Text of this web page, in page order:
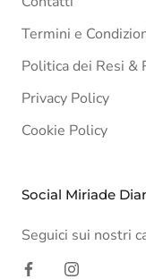
Termini e
Politica dei Resi &
Privacy Policy
Cookie Policy
Social Miriade
Seguici sui nostri